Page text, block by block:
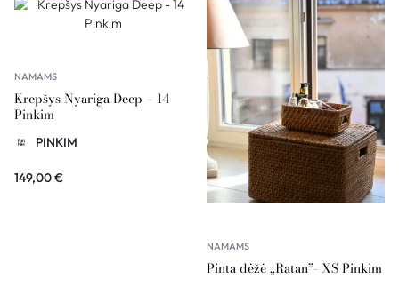
NAMAMS
Krepšys Nyariga Deep – 14
Pinkim
PINKIM
149,00€
NAMAMS
Pinta dėžė „Ratan”- XS Pinkim